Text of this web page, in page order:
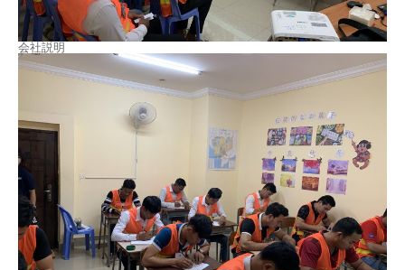
会社説明